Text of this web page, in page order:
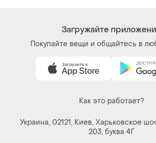
Загружайте
Покупайте вещи и общайтесь в
Как это работает?
Украина, 02121, Киев, Харьковское
203, буква 4Г